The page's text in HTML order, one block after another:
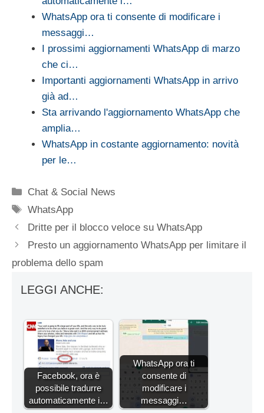
WhatsApp ora ti consente di modificare i
messaggi…
I prossimi aggiornamenti WhatsApp di marzo
che ci…
Importanti aggiornamenti WhatsApp in arrivo
già ad…
Sta arrivando l'aggiornamento WhatsApp che
amplia…
WhatsApp in costante aggiornamento: novità
per le…
Categorie
Chat & Social News
Tag
WhatsApp
Dritte per il blocco veloce su WhatsApp
Presto un aggiornamento WhatsApp per limitare il
problema dello spam
LEGGI ANCHE:
Facebook, ora è
possibile tradurre
automaticamente i…
WhatsApp ora ti
consente di
modificare i
messaggi…